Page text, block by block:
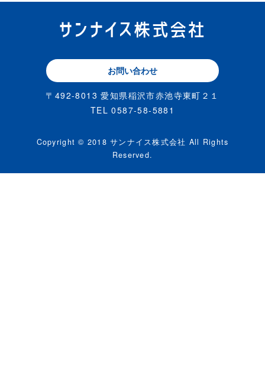
お問い合わせ
〒492-8013 愛知県稲沢市赤池寺東町２１
TEL 0587-58-5881
Copyright © 2018 サンナイス株式会社 All Rights
Reserved.